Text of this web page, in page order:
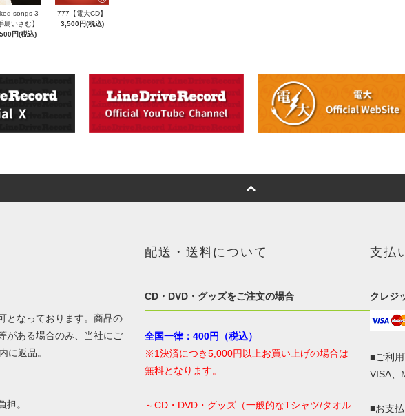
songs 3
島いさむ】
円(税込)
777【電大CD】
3,500円(税込)
となっております。商品の
がある場合のみ、当社にご
に返品。
担。
配送・送料について
CD・DVD・グッズをご注文の場合
全国一律：400円（税込）
※1決済につき5,000円以上お買い上げの場合は
無料となります。
～CD・DVD・グッズ（一般的なTシャツ/タオル
支払
クレジ
■ご利
VISA、
■お支